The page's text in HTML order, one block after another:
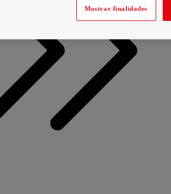
Mostrar finalidades